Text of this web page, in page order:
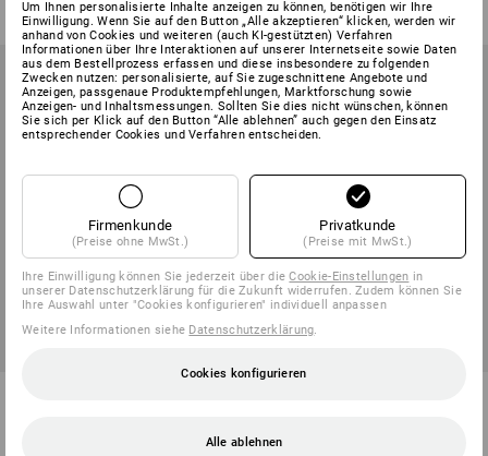
(m. MwSt.) ab 6 Stück (m. MwSt.) ab 6 Stück
Um Ihnen personalisierte Inhalte anzeigen zu können, benötigen wir Ihre
Einwilligung. Wenn Sie auf den Button „Alle akzeptieren“ klicken, werden wir
anhand von Cookies und weiteren (auch KI-gestützten) Verfahren
Informationen über Ihre Interaktionen auf unserer Internetseite sowie Daten
aus dem Bestellprozess erfassen und diese insbesondere zu folgenden
Zwecken nutzen: personalisierte, auf Sie zugeschnittene Angebote und
Anzeigen, passgenaue Produktempfehlungen, Marktforschung sowie
Anzeigen- und Inhaltsmessungen. Sollten Sie dies nicht wünschen, können
Sie sich per Klick auf den Button “Alle ablehnen” auch gegen den Einsatz
entsprechender Cookies und Verfahren entscheiden.
Firmenkunde
(Preise ohne MwSt.)
Privatkunde
(Preise mit MwSt.)
Ihre Einwilligung können Sie jederzeit über dieCookie-Einstellungen in
unserer Datenschutzerklärung für die Zukunft widerrufen. Zudem können Sie
Ihre Auswahl unter "Cookies konfigurieren" individuell anpassen
Weitere Informationen siehe Datenschutzerklärung
Cookies konfigurieren
Alle ablehnen